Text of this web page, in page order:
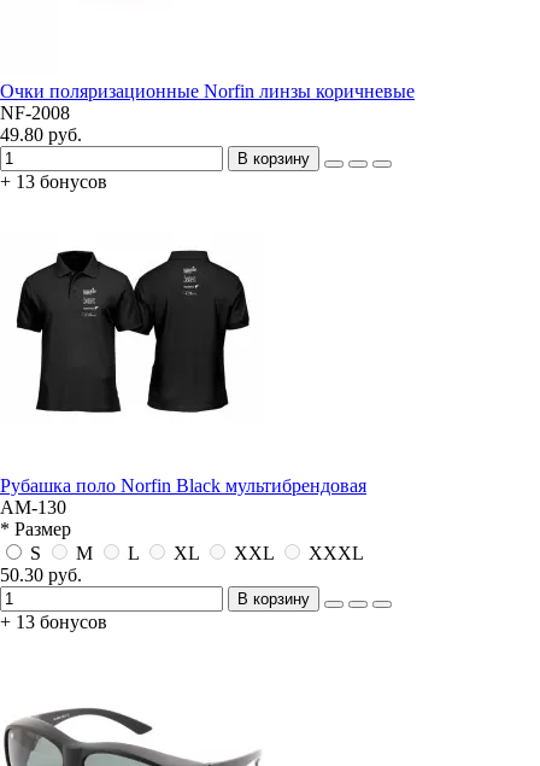
Очки поляризационные Norfin линзы коричневые
NF-2008
49.80 руб.
В корзину
+ 13 бонусов
Рубашка поло Norfin Black мультибрендовая
AM-130
* Размер
S
M L XL XXL
XXXL
50.30 руб.
В корзину
+ 13 бонусов